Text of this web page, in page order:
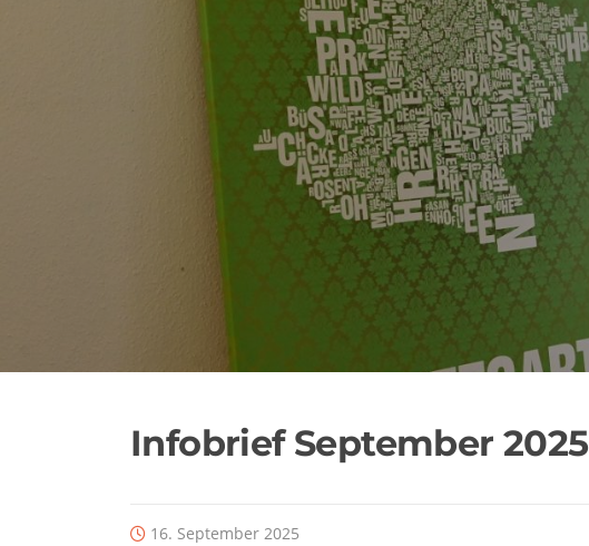
Infobrief September 2025
16. September 2025